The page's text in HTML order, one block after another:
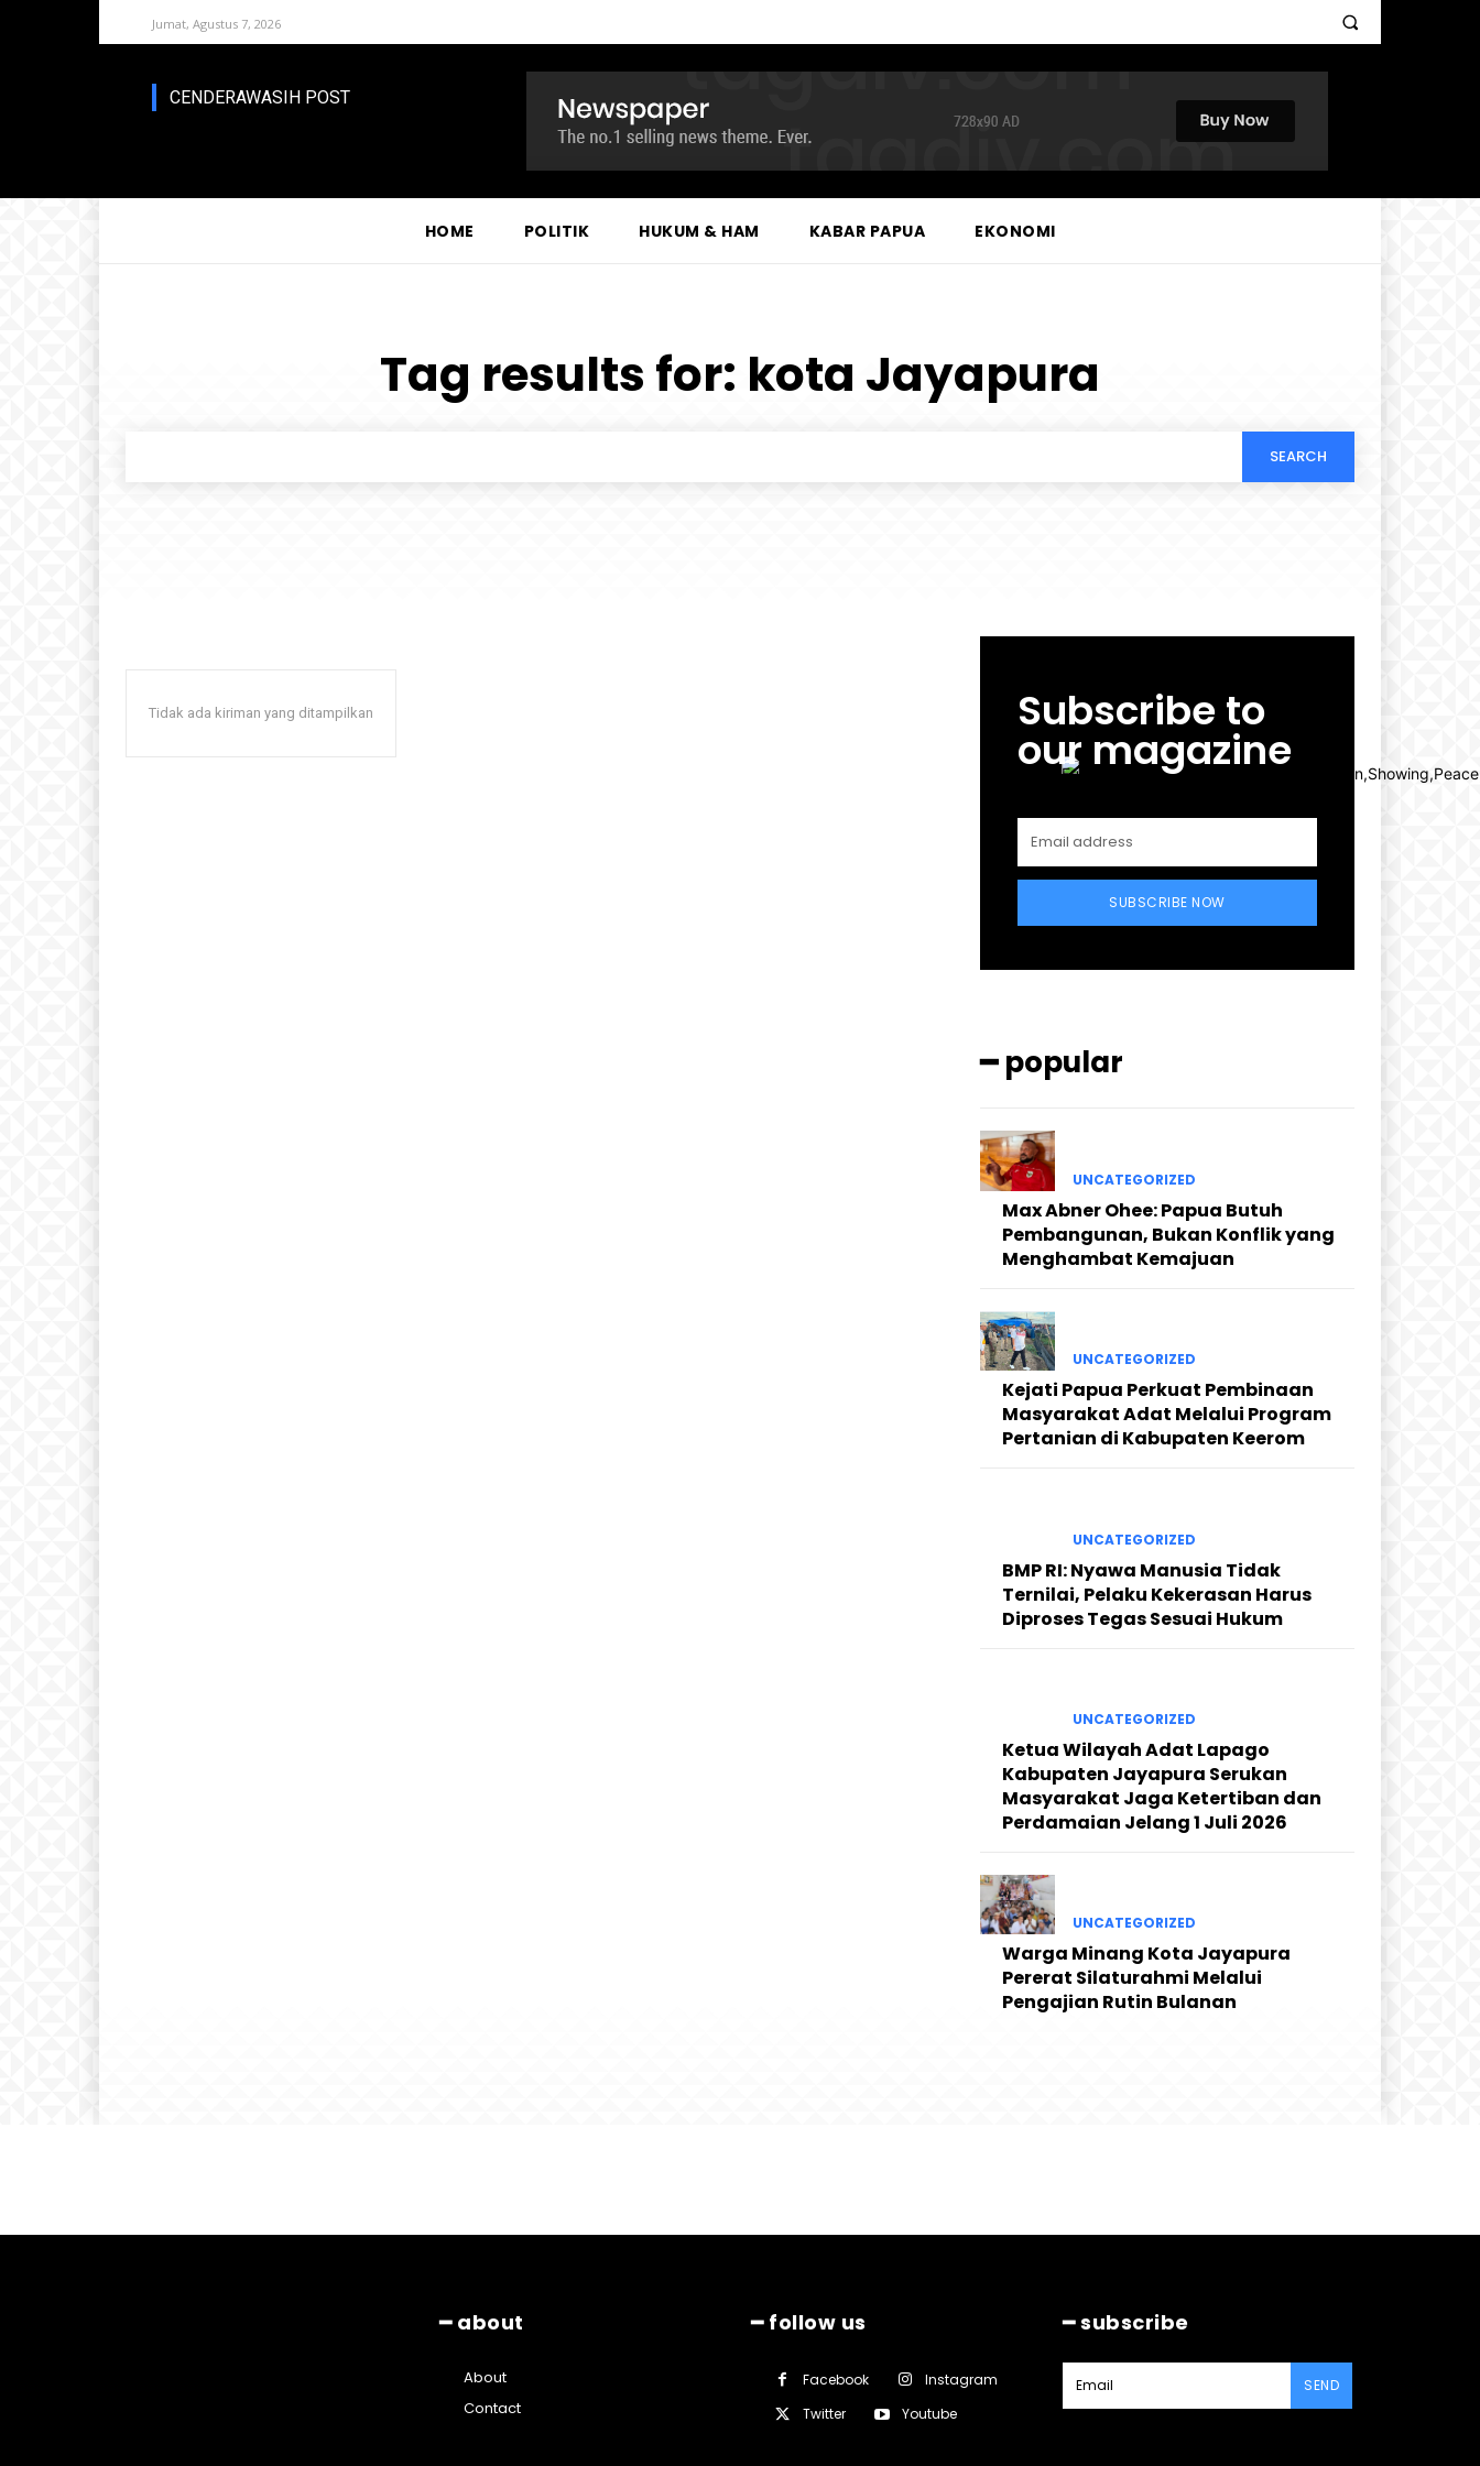
Jumat, Agustus 7, 2026
CENDERAWASIH POST
HOME POLITIK HUKUM & HAM KABAR PAPUA EKONOMI
Tag results for: kota Jayapura
SEARCH
Tidak ada kiriman yang ditampilkan Subscribe to
our magazine
SUBSCRIBE NOW
━ popular
UNCATEGORIZED
Max Abner Ohee: Papua Butuh
Pembangunan, Bukan Konflik yang
Menghambat Kemajuan
UNCATEGORIZED
Kejati Papua Perkuat Pembinaan
Masyarakat Adat Melalui Program
Pertanian di Kabupaten Keerom
UNCATEGORIZED
BMP RI: Nyawa Manusia Tidak
Ternilai, Pelaku Kekerasan Harus
Diproses Tegas Sesuai Hukum
UNCATEGORIZED
Ketua Wilayah Adat Lapago
Kabupaten Jayapura Serukan
Masyarakat Jaga Ketertiban dan
Perdamaian Jelang 1 Juli 2026
UNCATEGORIZED
Warga Minang Kota Jayapura
Pererat Silaturahmi Melalui
Pengajian Rutin Bulanan
━ about
About
Contact
━ follow us
Facebook
Instagram
Twitter
Youtube
━ subscribe
SEND